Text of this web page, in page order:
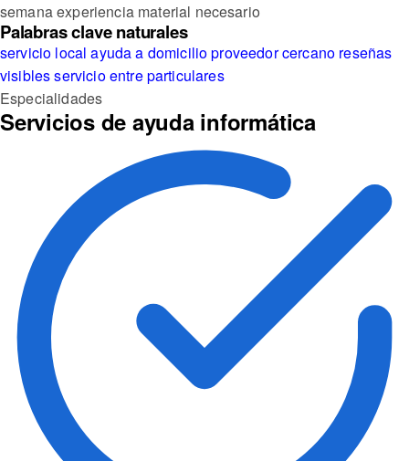
semanaexperiencia material necesario
Palabras clave naturales
servicio local ayuda a domicilioproveedor cercano reseñas
visiblesservicio entre particulares
Especialidades
Servicios de ayuda informática